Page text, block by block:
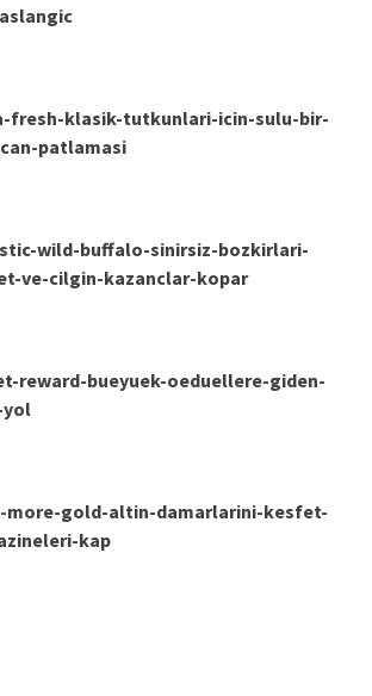
fresh-klasik-tutkunlari-icin-sulu-bir-
patlamasi
wild-buffalo-sinirsiz-bozkirlari-
ve-cilgin-kazanclar-kopar
reward-bueyuek-oeduellere-giden-
more-gold-altin-damarlarini-kesfet-
kap